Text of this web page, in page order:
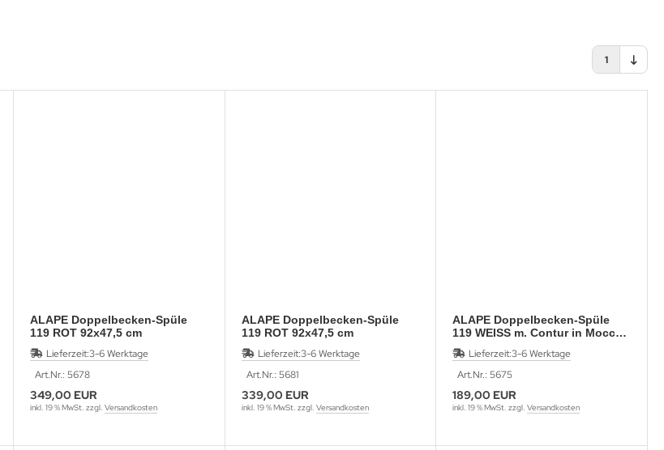
1
ALAPE Doppelbecken-Spüle
119 ROT 92x47,5 cm
Lieferzeit:3-6 Werktage
Art.Nr.: 5678
349,00 EUR
inkl. 19 % MwSt. zzgl.Versandkosten
ALAPE Doppelbecken-Spüle
119 ROT 92x47,5 cm
Lieferzeit:3-6 Werktage
Art.Nr.: 5681
339,00 EUR
inkl. 19 % MwSt. zzgl. Versandkosten
ALAPE Doppelbecken-Spüle
119 WEISS m. Contur in Mocca
92x47,5 cm
Lieferzeit:3-6 Werktage
Art.Nr.: 5675
189,00 EUR
inkl. 19 % MwSt. zzgl.Versandkosten